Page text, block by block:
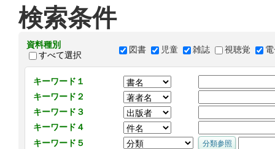
検索条件
資料種別
すべて選択
図書 児童 雑誌 視聴覚
キーワード１
キーワード２
キーワード３
キーワード４
キーワード５